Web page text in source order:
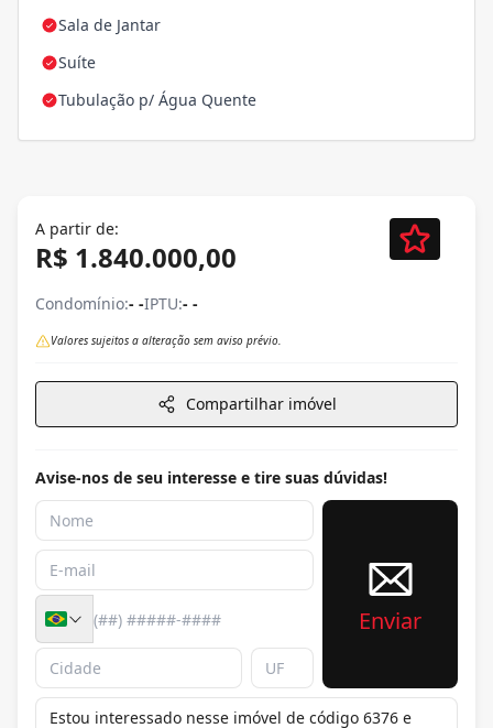
Sala de Jantar
Suíte
Tubulação p/ Água Quente
A partir de:
R$ 1.840.000,00
Condomínio:- -IPTU:- -
Valores sujeitos a alteração sem aviso prévio.
Compartilhar imóvel
Avise-nos de seu interesse e tire suas dúvidas!
Enviar